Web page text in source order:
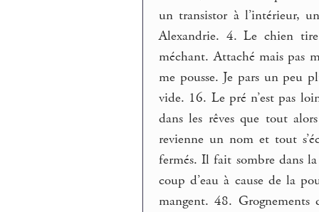
un transistor à l’intérieur,
Alexandrie. 4. Le chien tire
méchant. Attaché mais pas
me pousse. Je pars un peu
vide. 16. Le pré n’est pas
dans les rêves que tout
revienne un nom et tout
fermés. Il fait sombre dans la
coup d’eau à cause de la
mangent. 48.